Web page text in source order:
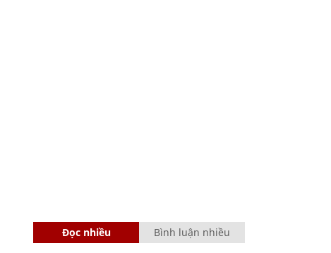
Đọc nhiều Bình luận nhiều